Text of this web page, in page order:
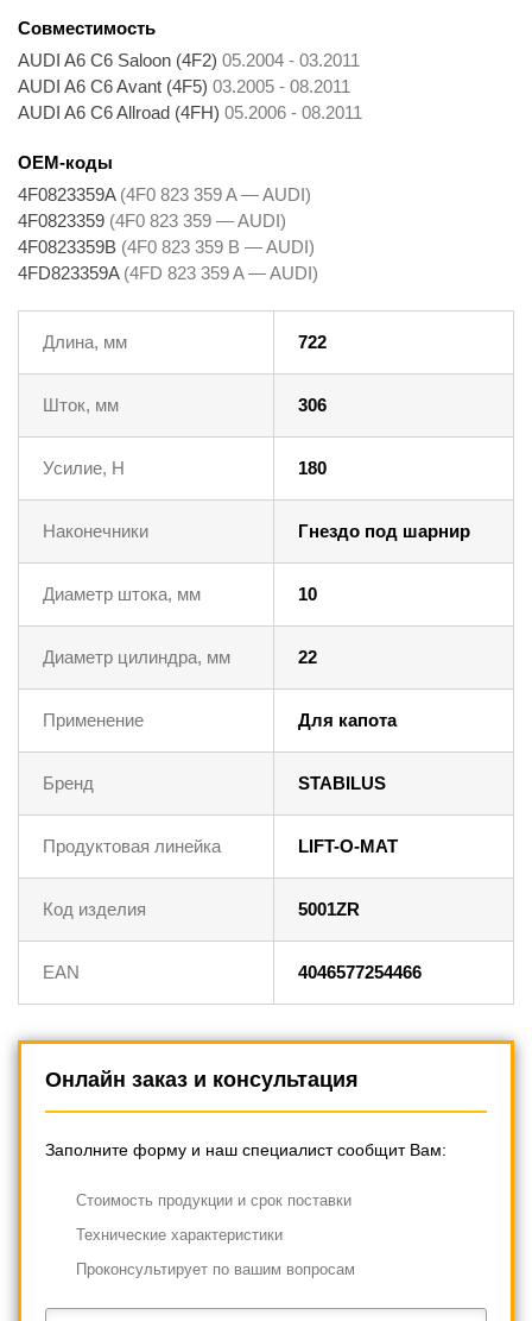
Совместимость
AUDI A6 C6 Saloon (4F2) 05.2004 - 03.2011
AUDI A6 C6 Avant (4F5) 03.2005 - 08.2011
AUDI A6 C6 Allroad (4FH) 05.2006 - 08.2011
OEM-коды
4F0823359A (4F0 823 359 A — AUDI)
4F0823359 (4F0 823 359 — AUDI)
4F0823359B (4F0 823 359 B — AUDI)
4FD823359A (4FD 823 359 A — AUDI)
Длина, мм 722
Шток, мм 306
Усилие, Н 180
Наконечники Гнездо под шарнир
Диаметр штока, мм 10
Диаметр цилиндра, мм 22
Применение Для капота
Бренд STABILUS
Продуктовая линейка LIFT-O-MAT
Код изделия 5001ZR
EAN 4046577254466
Онлайн заказ и консультация
Заполните форму и наш специалист сообщит Вам:
Cтоимость продукции и срок поставки
Технические характеристики
Проконсультирует по вашим вопросам